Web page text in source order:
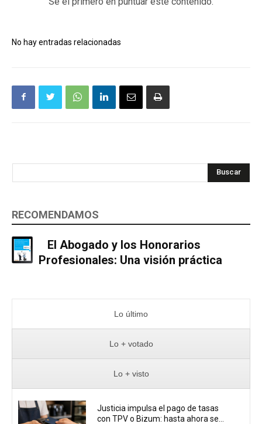
No hay entradas relacionadas
Buscar
RECOMENDAMOS
El Abogado y los Honorarios
Profesionales: Una visión práctica
Lo último
Lo + votado
Lo + visto
Justicia impulsa el pago de tasas
con TPV o Bizum: hasta ahora se...